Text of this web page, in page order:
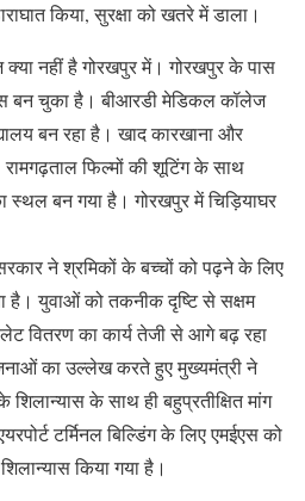
किया, सुरक्षा को खतरे में डाला।
नहीं है गोरखपुर में। गोरखपुर के पास
बन चुका है। बीआरडी मेडिकल कॉलेज
बन रहा है। खाद कारखाना और
रामगढ़ताल फिल्मों की शूटिंग के साथ
स्थल बन गया है। गोरखपुर में चिड़ियाघर
ने श्रमिकों के बच्चों को पढ़ने के लिए
है। युवाओं को तकनीक दृष्टि से सक्षम
वितरण का कार्य तेजी से आगे बढ़ रहा
का उल्लेख करते हुए मुख्यमंत्री ने
शिलान्यास के साथ ही बहुप्रतीक्षित मांग
टर्मिनल बिल्डिंग के लिए एमईएस को
किया गया है।